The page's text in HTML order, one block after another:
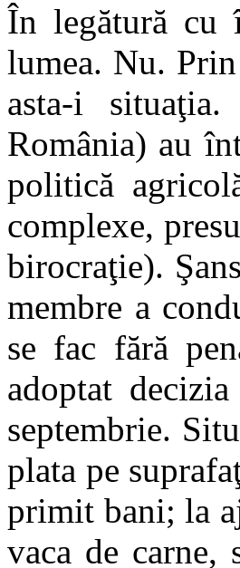
În legătură cu
lumea. Nu.
asta-i
România) au
politică
complexe,
birocraţie).
membre a
se fac fără
adoptat
septembrie.
plata pe
primit bani; la
vaca de